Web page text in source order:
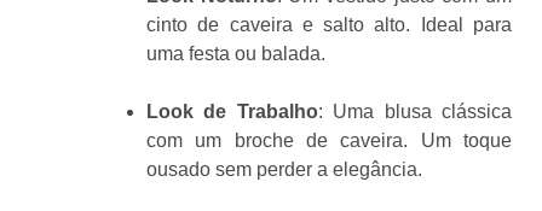
cinto de caveira e salto alto. Ideal para
uma festa ou balada.
Look de Trabalho: Uma blusa clássica
com um broche de caveira. Um toque
ousado sem perder a elegância.